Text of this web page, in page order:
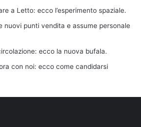
a Letto: ecco l’esperimento spaziale.
nuovi punti vendita e assume personale
ecco la nuova bufala.
con noi: ecco come candidarsi